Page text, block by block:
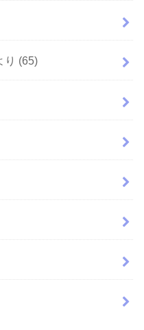
り (65)